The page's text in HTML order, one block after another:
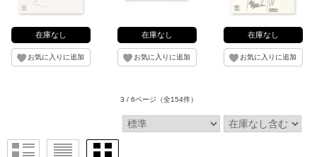
在庫なし 在庫なし 在庫なし
3 / 6ページ （全154件）